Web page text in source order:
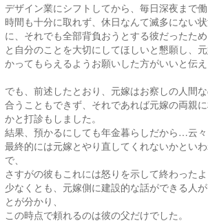
デザイン業にシフトしてから、毎日深夜まで
時間も十分に取れず、休日なんて滅多にない
に、それでも全部背負おうとする彼だったた
と自分のことを大切にしてほしいと懇願し、
かってもらえるようお願いした方がいいと伝え
でも、前述したとおり、元嫁はお察しの人間
合うこともできず、それであれば元嫁の両親
かと打診もしました。
結果、預かるにしても年金暮らしだから…云々
最終的には元嫁とやり直してくれないかとい
で、
さすがの彼もこれには怒りを示して終わったよ
少なくとも、元嫁側に建設的な話ができる人
とが分かり、
この時点で頼れるのは彼の父だけでした。